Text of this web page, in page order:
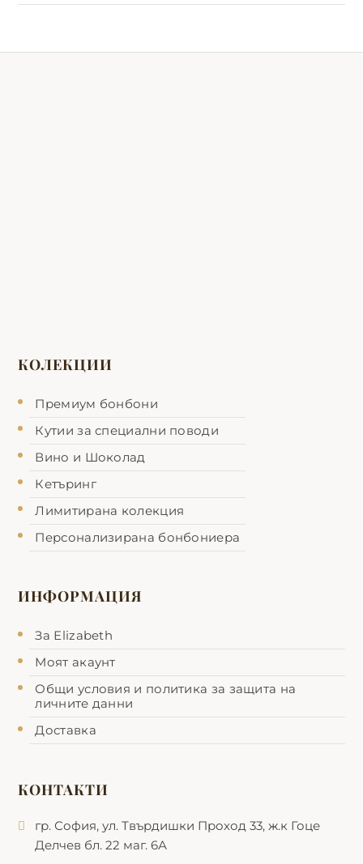
КОЛЕКЦИИ
Премиум бонбони
Кутии за специални поводи
Вино и Шоколад
Кетъринг
Лимитирана колекция
Персонализирана бонбониера
ИНФОРМАЦИЯ
За Еlizabeth
Моят акаунт
Общи условия и политика за защита на
личните данни
Доставка
КОНТАКТИ
гр. София, ул. Твърдишки Проход 33, ж.к Гоце
Делчев бл. 22 маг. 6А